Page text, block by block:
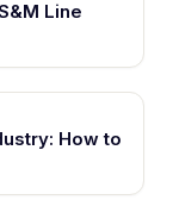
Line
How to